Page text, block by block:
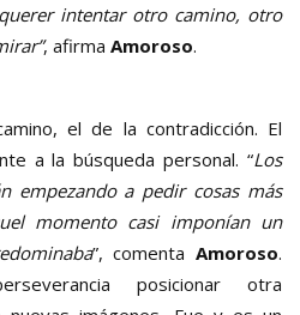
intentar otro camino, otro
, afirma Amoroso.
el de la contradicción. El
a la búsqueda personal. “Los
empezando a pedir cosas más
momento casi imponían un
”, comentaAmoroso.
posicionar otra